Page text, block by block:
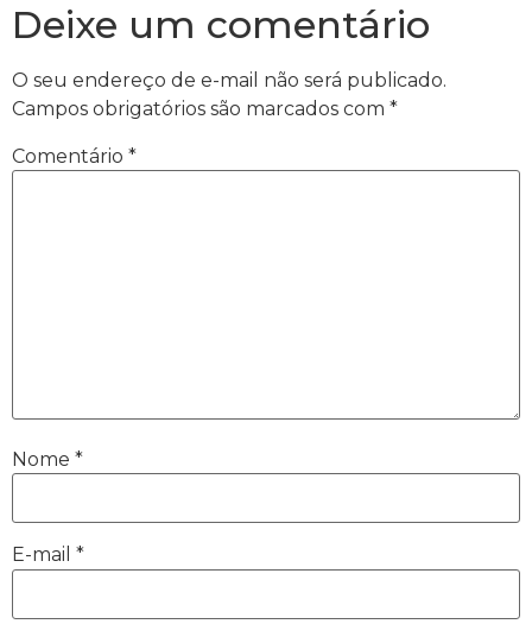
Deixe um comentário
O seu endereço de e-mail não será publicado.
Campos obrigatórios são marcados com *
Comentário *
Nome *
E-mail *